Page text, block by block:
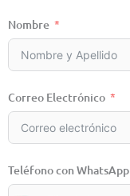
Nombre
Correo Electrónico
Teléfono con WhatsApp